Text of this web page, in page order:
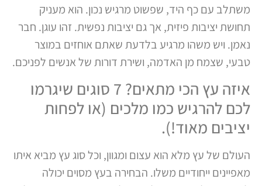
משתלב עם כף היד, שפשוט מרגיש נכון. הוא מעניק
תחושת יציבות פיזית, אך גם יציבות נפשית. זהו עוגן. חבר
נאמן. ויש משהו מרגיע בלדעת שאתם אוחזים במוצר
טבעי, שצמח מן האדמה, ושירת דורות של אנשים לפניכם.
איזה עץ הכי מתאים? 7 סוגים שיגרמו
לכם להרגיש כמו מלכים (או לפחות
יציבים מאוד!).
העולם של עץ מלא הוא עצום ומגוון, וכל סוג עץ מביא איתו
מאפיינים ייחודיים משלו. הבחירה בעץ מסוים יכולה